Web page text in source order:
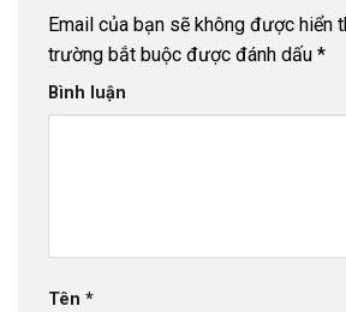
Email của bạn sẽ không được hiển
trường bắt buộc được đánh dấu *
Bình luận
Tên *